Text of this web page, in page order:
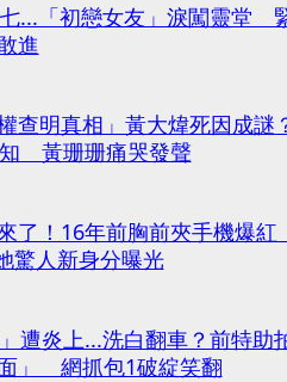
...「初戀女友」淚闖靈堂
進
查明真相」黃大煒死因成謎
黃珊珊痛哭發聲
了！16年前胸前夾手機爆
驚人新身分曝光
遭炎上...洗白翻車？前特助
面」 網抓包1破綻笑翻